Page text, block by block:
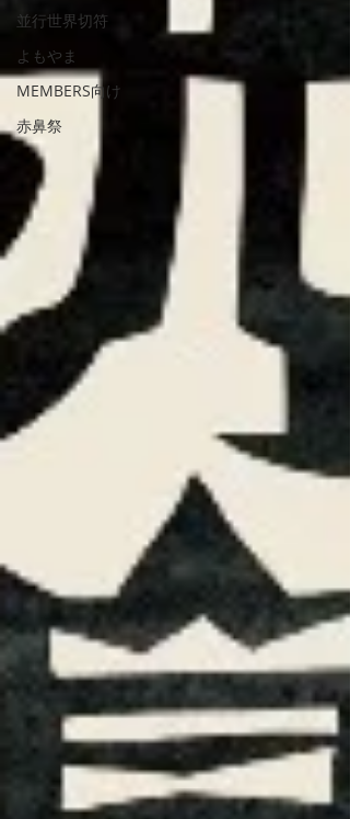
並行世界切符
よもやま
MEMBERS向け
赤鼻祭